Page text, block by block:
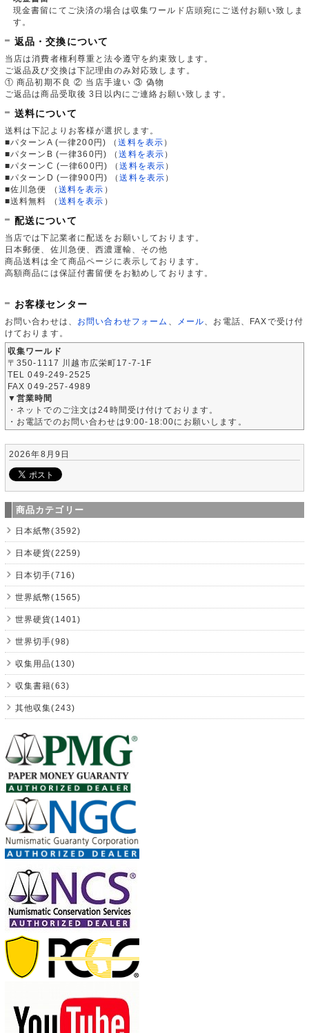
現金書留にてご決済の場合は収集ワールド店頭宛にご送付お願い致しま
す。
返品・交換について
当店は消費者権利尊重と法令遵守を約束致します。
ご返品及び交換は下記理由のみ対応致します。
① 商品初期不良 ② 当店手違い ③ 偽物
ご返品は商品受取後 3日以内にご連絡お願い致します。
送料について
送料は下記よりお客様が選択します。
■パターンA (一律200円)
（送料を表示 ）
■パターンB (一律360円)
（送料を表示 ）
■パターンC (一律600円)
（送料を表示 ）
■パターンD (一律900円)
（送料を表示 ）
■佐川急便
（ 送料を表示 ）
■送料無料
（ 送料を表示 ）
配送について
当店では下記業者に配送をお願いしております。
日本郵便、佐川急便、西濃運輸、その他
商品送料は全て商品ページに表示しております。
高額商品には保証付書留便をお勧めしております。
お客様センター
お問い合わせは、 お問い合わせフォーム メール 、お電話、FAXで受け付
けております。
収集ワールド
〒350-1117 川越市広栄町17-7-1F
TEL 049-249-2525
FAX 049-257-4989
▼営業時間
・ネットでのご注文は24時間受け付けております。
・お電話でのお問い合わせは9:00-18:00にお願いします。
2026年8月9日
商品カテゴリー
日本紙幣(3592)
日本硬貨(2259)
日本切手(716)
世界紙幣(1565)
世界硬貨(1401)
世界切手(98)
収集用品(130)
収集書籍(63)
其他収集(243)